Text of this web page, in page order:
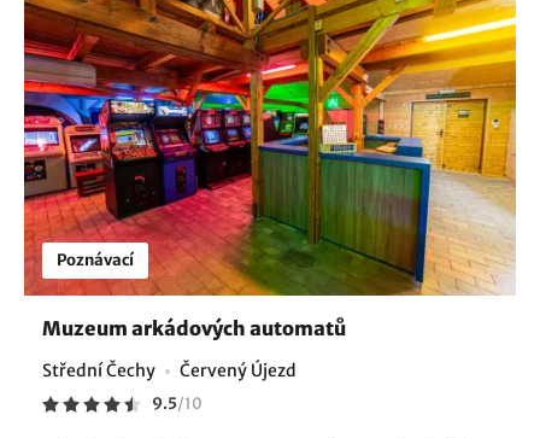
Poznávací
Muzeum arkádových automatů
Střední Čechy Červený Újezd
9.5/10